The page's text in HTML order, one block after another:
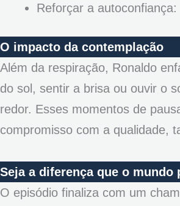
Reforçar a
O impacto da contemplação
Além da respiração, Ronaldo
do sol, sentir a brisa ou ouvir o
redor. Esses momentos de
compromisso com a qualidade,
Seja a diferença que o mundo
O episódio finaliza com um